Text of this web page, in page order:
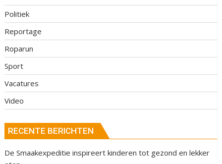
Politiek
Reportage
Roparun
Sport
Vacatures
Video
RECENTE BERICHTEN
De Smaakexpeditie inspireert kinderen tot gezond en lekker